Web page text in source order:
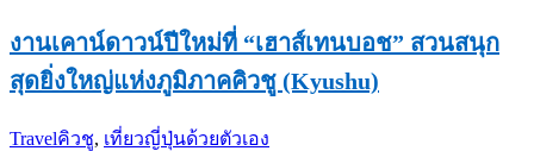
งานเคาน์ดาวน์ปีใหม่ที่ “เฮาส์เทนบอช” สวนสนุก
สุดยิ่งใหญ่แห่งภูมิภาคคิวชู (Kyushu)
Travelคิวชู, เที่ยวญี่ปุ่นด้วยตัวเอง